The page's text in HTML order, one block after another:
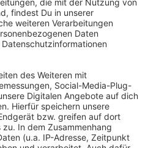
Karussell los. Irgendwo
und scharfer
ausgeflippt,
ernst gemeint.